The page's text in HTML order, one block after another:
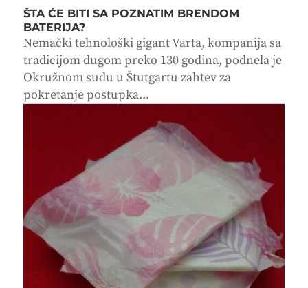
ŠTA ĆE BITI SA POZNATIM BRENDOM
BATERIJA?
Nemački tehnološki gigant Varta, kompanija sa
tradicijom dugom preko 130 godina, podnela je
Okružnom sudu u Štutgartu zahtev za
pokretanje postupka...